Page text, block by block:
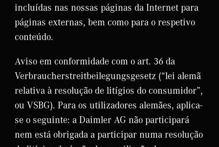
incluídas nas nossas páginas da Internet para
páginas externas, bem como para o respetivo
conteúdo.
Aviso em conformidade com o art. 36 da
Verbraucherstreitbeilegungsgesetz (“lei alemã
relativa à resolução de litígios do consumidor”,
ou VSBG). Para os utilizadores alemães, aplica-
se o seguinte: a Daimler AG não participará
nem está obrigada a participar numa resolução